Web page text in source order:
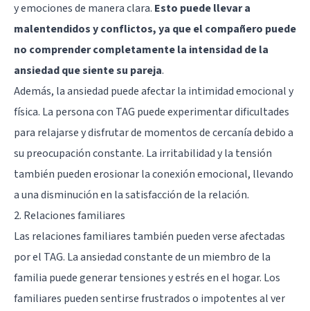
y emociones de manera clara. Esto puede llevar a
malentendidos y conflictos, ya que el compañero puede
no comprender completamente la intensidad de la
ansiedad que siente su pareja.
Además, la ansiedad puede afectar la intimidad emocional y
física. La persona con TAG puede experimentar dificultades
para relajarse y disfrutar de momentos de cercanía debido a
su preocupación constante. La irritabilidad y la tensión
también pueden erosionar la conexión emocional, llevando
a una disminución en la satisfacción de la relación.
2. Relaciones familiares
Las relaciones familiares también pueden verse afectadas
por el TAG. La ansiedad constante de un miembro de la
familia puede generar tensiones y estrés en el hogar. Los
familiares pueden sentirse frustrados o impotentes al ver